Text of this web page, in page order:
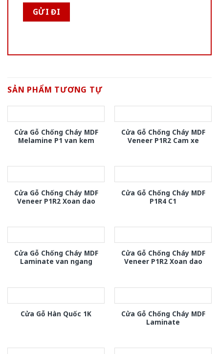
SẢN PHẨM TƯƠNG TỰ
Cửa Gỗ Chống Cháy MDF
Melamine P1 van kem
Cửa Gỗ Chống Cháy MDF
Veneer P1R2 Cam xe
Cửa Gỗ Chống Cháy MDF
Veneer P1R2 Xoan dao
Cửa Gỗ Chống Cháy MDF
P1R4 C1
Cửa Gỗ Chống Cháy MDF
Laminate van ngang
Cửa Gỗ Chống Cháy MDF
Veneer P1R2 Xoan dao
Cửa Gỗ Hàn Quốc 1K
Cửa Gỗ Chống Cháy MDF
Laminate